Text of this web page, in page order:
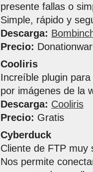
presente fallas o
Simple, rápido y
Descarga:
Precio:
Cooliris
Increíble plugin
por imágenes de la
Descarga: Cooliris
Precio: Gratis
Cyberduck
Cliente de FTP muy
Nos permite